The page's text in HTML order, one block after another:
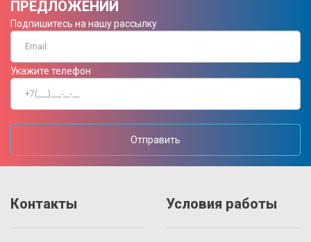
ПРЕДЛОЖЕНИЙ
Подпишитесь на нашу рассылку
Укажите телефон
Отправить
Контакты Условия работы